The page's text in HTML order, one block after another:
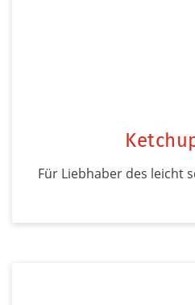
Für Liebhaber des leicht